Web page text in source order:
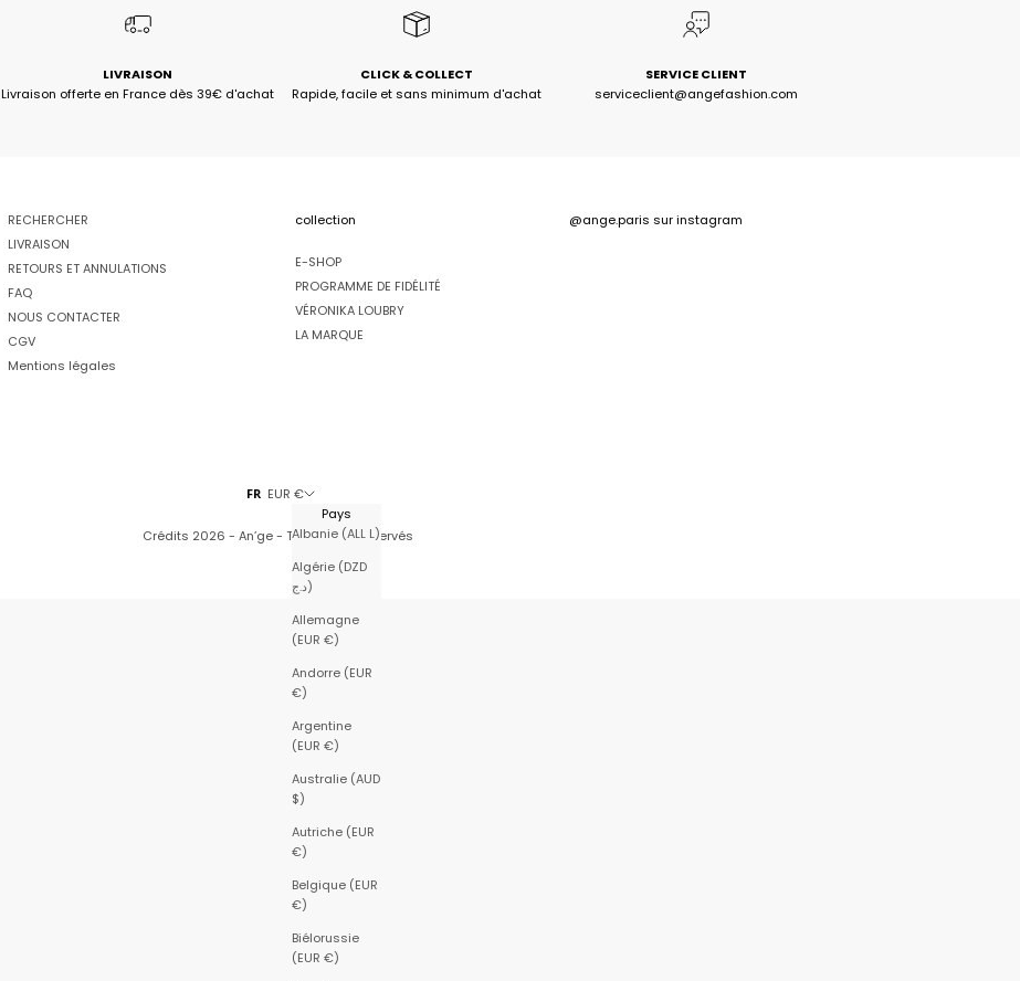
LIVRAISON
Livraison offerte en France dès 39€ d'achat
CLICK & COLLECT
Rapide, facile et sans minimum d'achat
SERVICE CLIENT
serviceclient@angefashion.com
RECHERCHER
LIVRAISON
RETOURS ET ANNULATIONS
FAQ
NOUS CONTACTER
CGV
Mentions légales
collection
E-SHOP
PROGRAMME DE FIDÉLITÉ
VÉRONIKA LOUBRY
LA MARQUE
@ange.paris sur instagram
FR EUR €
Pays
Albanie (ALL L)
Algérie (DZD
د.ج)
Allemagne
(EUR €)
Andorre (EUR
€)
Argentine
(EUR €)
Australie (AUD
$)
Autriche (EUR
€)
Belgique (EUR
€)
Biélorussie
(EUR €)
Crédits 2026 - An’ge - Tous droits réservés